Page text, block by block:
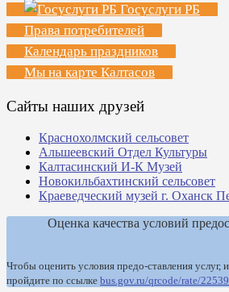
Госуслуги РБ
Права потребителей
Календарь праздников
Мы на карте Калтасов
Сайты наших друзей
Краснохолмский сельсовет
Альшеевский Отдел Культуры
Калтасинский И-К Музей
Новокильбахтинский сельсовет
Краеведческий музей г. Оханск
Оценка качества условий
Чтобы оценить условия предо-ставления услуг,
пройдите по ссылке bus.gov.ru/qrcode/rate/